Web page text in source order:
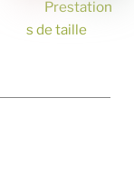
Prestation
s de taille